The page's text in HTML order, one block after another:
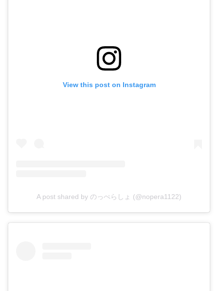
View this post on Instagram
A post shared by のっぺらしょ (@nopera1122)